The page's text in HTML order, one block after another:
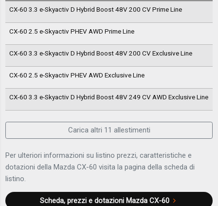
CX-60 3.3 e-Skyactiv D Hybrid Boost 48V 200 CV Prime Line
CX-60 2.5 e-Skyactiv PHEV AWD Prime Line
CX-60 3.3 e-Skyactiv D Hybrid Boost 48V 200 CV Exclusive Line
CX-60 2.5 e-Skyactiv PHEV AWD Exclusive Line
CX-60 3.3 e-Skyactiv D Hybrid Boost 48V 249 CV AWD Exclusive Line
Carica altri 11 allestimenti
Per ulteriori informazioni su listino prezzi, caratteristiche e
dotazioni della Mazda CX-60 visita la pagina della scheda di
listino.
Scheda, prezzi e dotazioni Mazda CX-60